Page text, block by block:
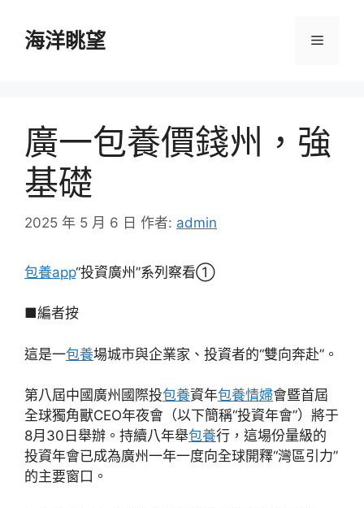
海洋眺望 選
廣一包養價錢州，強
基礎
2025 年 5 月 6 日 作者: admin
包養app“投資廣州”系列察看①
■編者按
這是一包養場城市與企業家、投資者的“雙向奔赴”。
第八屆中國廣州國際投包養資年包養情婦會暨首屆
全球獨角獸CEO年夜會（以下簡稱“投資年會”）將于
8月30日舉辦。持續八年舉包養行，這場份量級的
投資年會已成為廣州一年一度向全球開釋“灣區引力”
的主要窗口。